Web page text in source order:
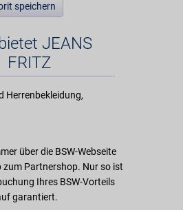
speichern
JEANS
FRITZ
Herrenbekleidung,
über die BSW-Webseite
zum Partnershop. Nur so ist
Ihres BSW-Vorteils
garantiert.